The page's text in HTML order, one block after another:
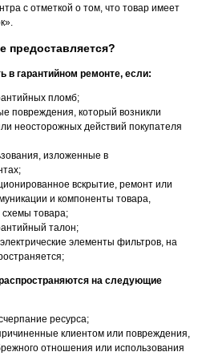
с отметкой о том, что товар имеет
предоставляется?
в гарантийном ремонте, если:
пломб;
повреждения, который возникли
неосторожных действий покупателя
изложенные в
вскрытие, ремонт или
и компоненты товара,
схемы товара;
талон;
элементы фильтров, на
на следующие
ресурса;
клиентом или повреждения,
отношения или использования